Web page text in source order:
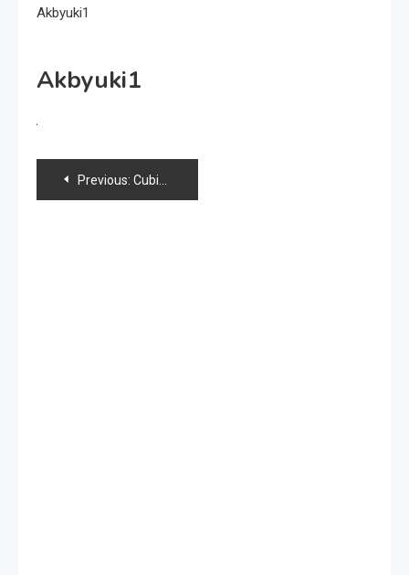
Akbyuki1
Akbyuki1
Navegación
Previous: Cubiertas de «Mayuyu», musical Majisuka, «Insectos» y news 48